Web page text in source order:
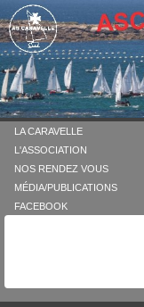
LA CARAVELLE
L'ASSOCIATION
NOS RENDEZ VOUS
MÉDIA/PUBLICATIONS
FACEBOOK